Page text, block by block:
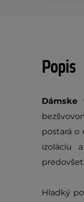
Popis
postará o
izoláciu
Hladký